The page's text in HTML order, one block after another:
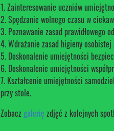
1. Zainteresowanie uczniów
2. Spędzanie wolnego czasu w
3. Poznawanie zasad prawidłowego
4. Wdrażanie zasad higieny
5. Doskonalenie umiejętności
6. Doskonalenie umiejętności
7. Kształcenie umiejętności
przy stole.
Zobaczgalerię zdjęć z kolejnych